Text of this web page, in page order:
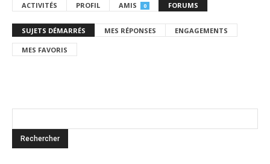
ACTIVITÉS PROFIL AMIS 0 FORUMS
SUJETS DÉMARRÉS MES RÉPONSES ENGAGEMENTS
MES FAVORIS